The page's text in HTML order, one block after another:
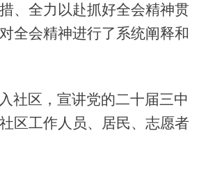
、全力以赴抓好全会精神贯
全会精神进行了系统阐释和
社区，宣讲党的二十届三中
区工作人员、居民、志愿者